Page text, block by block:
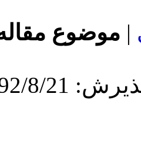
پاتولوزی
دریافت: 1392/8/21 | پذیرش: 1392/8/21 | انتشار: